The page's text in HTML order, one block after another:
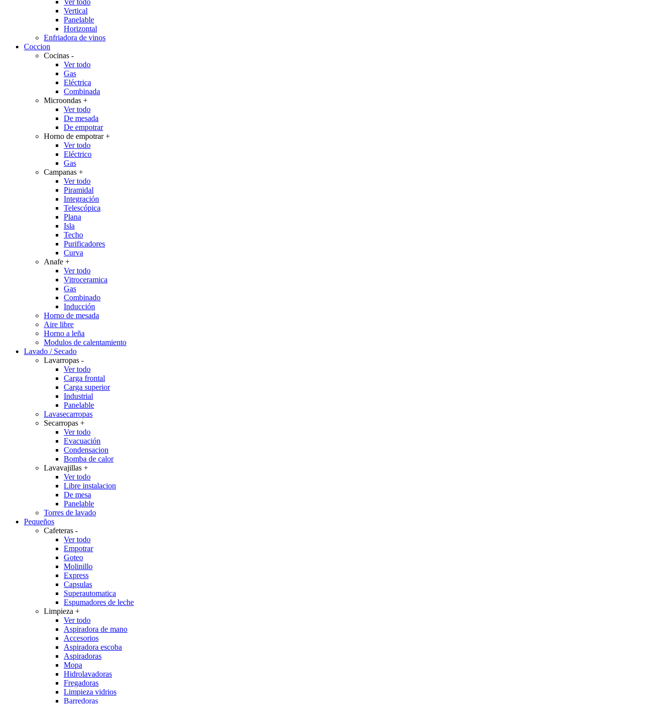
Ver todo
Vertical
Panelable
Horizontal
Enfriadora de vinos
Coccion
Cocinas -
Ver todo
Gas
Eléctrica
Combinada
Microondas +
Ver todo
De mesada
De empotrar
Horno de empotrar+
Ver todo
Eléctrico
Gas
Campanas +
Ver todo
Piramidal
Integración
Telescópica
Plana
Isla
Techo
Purificadores
Curva
Anafe +
Ver todo
Vitroceramica
Gas
Combinado
Inducción
Horno de mesada
Aire libre
Horno a leña
Modulos de calentamiento
Lavado / Secado
Lavarropas -
Ver todo
Carga frontal
Carga superior
Industrial
Panelable
Lavasecarropas
Secarropas +
Ver todo
Evacuación
Condensacion
Bomba de calor
Lavavajillas +
Ver todo
Libre instalacion
De mesa
Panelable
Torres de lavado
Pequeños
Cafeteras -
Ver todo
Empotrar
Goteo
Molinillo
Express
Capsulas
Superautomatica
Espumadores de leche
Limpieza +
Ver todo
Aspiradora de mano
Accesorios
Aspiradora escoba
Aspiradoras
Mopa
Hidrolavadoras
Fregadoras
Limpieza vidrios
Barredoras